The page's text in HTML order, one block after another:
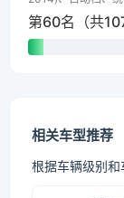
第60名（共
相关车型推荐
根据车辆级别